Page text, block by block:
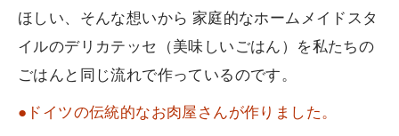
ほしい、そんな想いから 家庭的なホームメイドスタ
イルのデリカテッセ（美味しいごはん）を私たちの
ごはんと同じ流れで作っているのです。
●ドイツの伝統的なお肉屋さんが作りました。